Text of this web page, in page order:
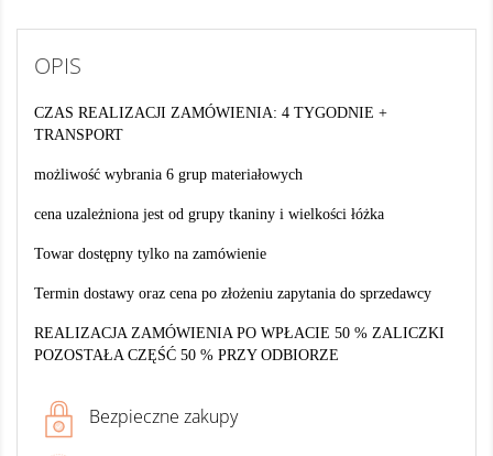
OPIS
CZAS REALIZACJI ZAMÓWIENIA: 4 TYGODNIE +
TRANSPORT
możliwość wybrania 6 grup materiałowych
cena uzależniona jest od grupy tkaniny i wielkości łóżka
Towar dostępny tylko na zamówienie
Termin dostawy oraz cena po złożeniu zapytania do sprzedawcy
REALIZACJA ZAMÓWIENIA PO WPŁACIE 50 % ZALICZKI
POZOSTAŁA CZĘŚĆ 50 % PRZY ODBIORZE
Bezpieczne zakupy